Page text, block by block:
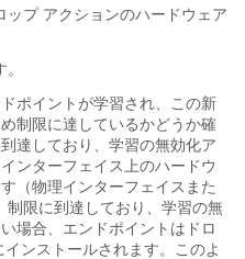
プ アクションのハードウェア
ポイントが学習され、この新
制限に達しているかどうか確
達しており、学習の無効化ア
ンターフェイス上のハードウ
（物理インターフェイスまた
制限に到達しており、学習の無
場合、エンドポイントはドロ
ンストールされます。このよ